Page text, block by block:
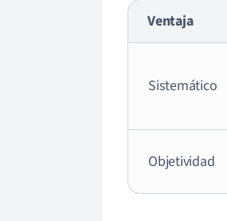
Ventaja
Sistemático
Objetividad